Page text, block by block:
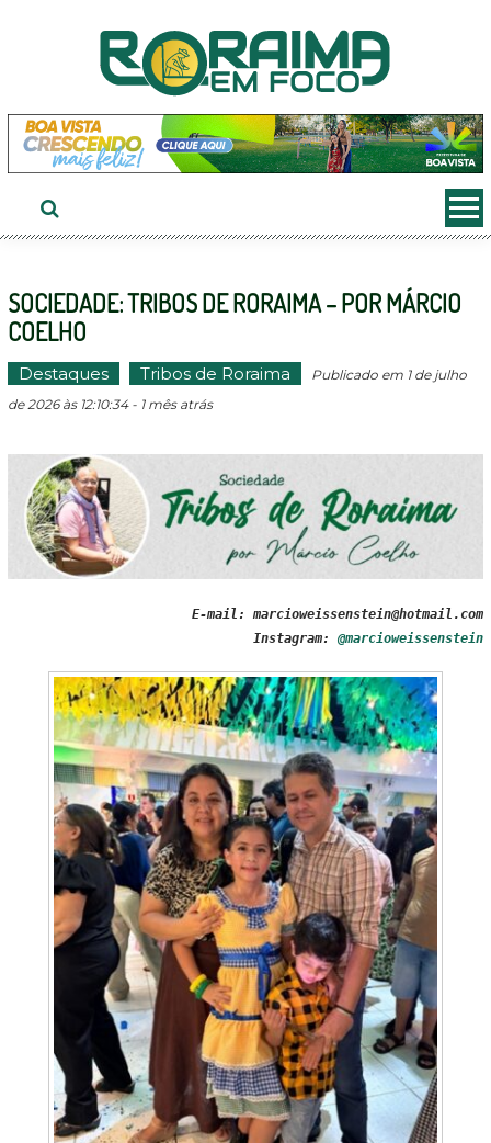
SOCIEDADE: TRIBOS DE RORAIMA – POR MÁRCIO
COELHO
Destaques Tribos de Roraima
Publicado em 1 de julho
de 2026 às 12:10:34 - 1 mês atrás
E-mail: marcioweissenstein@hotmail.com
Instagram:@marcioweissenstein